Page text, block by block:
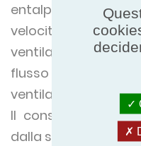
entalpico
velocità del flusso
ventilatori per
flusso d'aria, la
ventilatore e del
Il consumo totale
dalla somma di